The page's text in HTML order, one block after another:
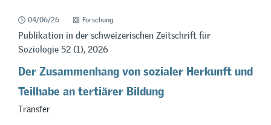
04/06/26 Forschung
Publikation in der schweizerischen Zeitschrift für
Soziologie 52 (1), 2026
Der Zusammenhang von sozialer Herkunft und
Teilhabe an tertiärer Bildung
Transfer